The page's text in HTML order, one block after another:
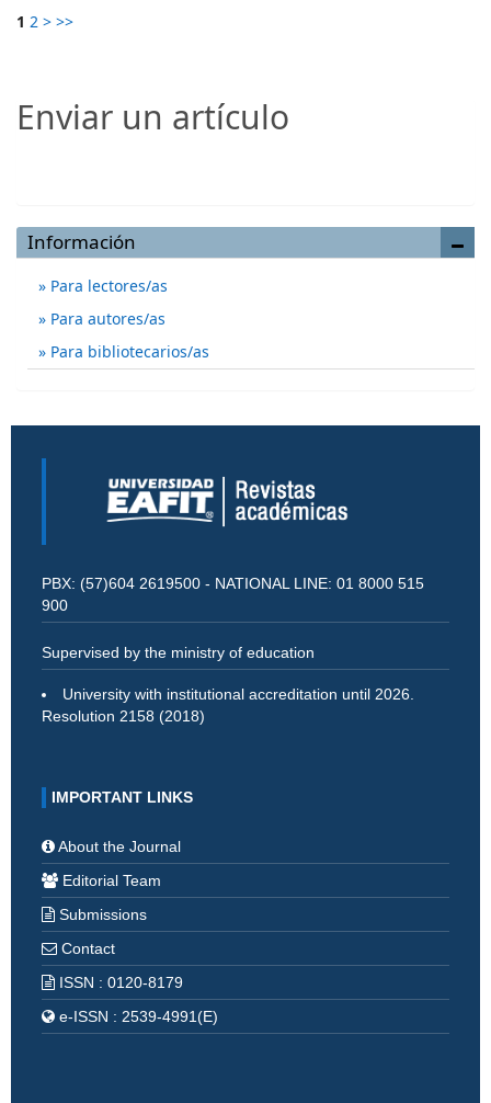
1 2 > >>
Enviar un artículo
Información
Para lectores/as
Para autores/as
Para bibliotecarios/as
PBX: (57)604 2619500 - NATIONAL LINE: 01 8000 515
900
Supervised by the ministry of education
University with institutional accreditation until 2026.
Resolution 2158 (2018)
IMPORTANT LINKS
About the Journal
Editorial Team
Submissions
Contact
ISSN : 0120-8179
e-ISSN : 2539-4991(E)